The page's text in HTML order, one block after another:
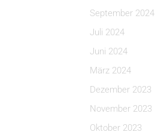
September 2024
Juli 2024
Juni 2024
März 2024
Dezember 2023
November 2023
Oktober 2023